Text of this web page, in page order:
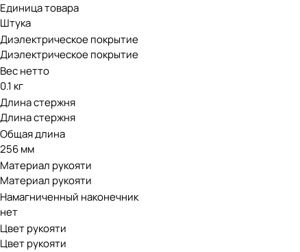
Единица товара
Штука
Диэлектрическое покрытие
Диэлектрическое покрытие
Вес нетто
0.1 кг
Длина стержня
Длина стержня
Общая длина
256 мм
Материал рукояти
Материал рукояти
Намагниченный наконечник
нет
Цвет рукояти
Цвет рукояти